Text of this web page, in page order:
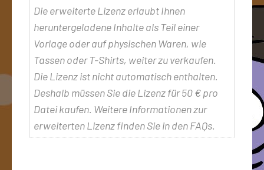
Die erweiterte Lizenz erlaubt Ihnen
heruntergeladene Inhalte als Teil einer
Vorlage oder auf physischen Waren, wie
Tassen oder T-Shirts, weiter zu verkaufen.
Die Lizenz ist nicht automatisch enthalten.
Deshalb müssen Sie die Lizenz für 50 € pro
Datei kaufen. Weitere Informationen zur
erweiterten Lizenz finden Sie in den FAQs.